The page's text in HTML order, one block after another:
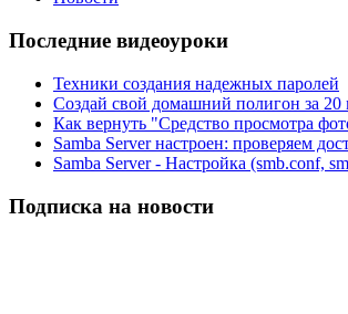
Последние видеоуроки
Техники создания надежных паролей
Создай свой домашний полигон за 20
Как вернуть "Средство просмотра
Samba Server настроен: проверяем
Samba Server - Настройка (smb.conf,
Подписка на новости